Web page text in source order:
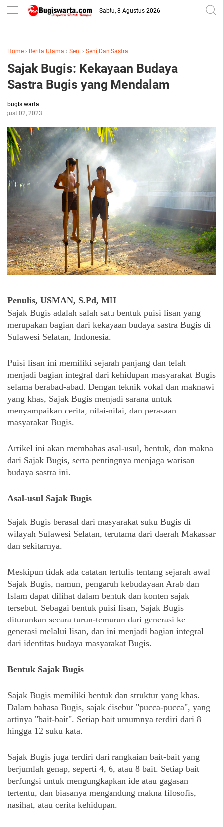
-->
Sabtu, 8 Agustus 2026
Home › Berita Utama › Seni › Seni Dan Sastra
Sajak Bugis: Kekayaan Budaya
Sastra Bugis yang Mendalam
bugis warta
02, 2023
Penulis, USMAN, S.Pd, MH
Sajak Bugis adalah salah satu bentuk puisi lisan yang
merupakan bagian dari kekayaan budaya sastra Bugis di
Sulawesi Selatan, Indonesia.
Puisi lisan ini memiliki sejarah panjang dan telah
menjadi bagian integral dari kehidupan masyarakat Bugis
selama berabad-abad. Dengan teknik vokal dan maknawi
yang khas, Sajak Bugis menjadi sarana untuk
menyampaikan cerita, nilai-nilai, dan perasaan
masyarakat Bugis.
Artikel ini akan membahas asal-usul, bentuk, dan makna
dari Sajak Bugis, serta pentingnya menjaga warisan
budaya sastra ini.
Asal-usul Sajak Bugis
Sajak Bugis berasal dari masyarakat suku Bugis di
wilayah Sulawesi Selatan, terutama dari daerah Makassar
dan sekitarnya.
Meskipun tidak ada catatan tertulis tentang sejarah awal
Sajak Bugis, namun, pengaruh kebudayaan Arab dan
Islam dapat dilihat dalam bentuk dan konten sajak
tersebut. Sebagai bentuk puisi lisan, Sajak Bugis
diturunkan secara turun-temurun dari generasi ke
generasi melalui lisan, dan ini menjadi bagian integral
dari identitas budaya masyarakat Bugis.
Bentuk Sajak Bugis
Sajak Bugis memiliki bentuk dan struktur yang khas.
Dalam bahasa Bugis, sajak disebut "pucca-pucca", yang
artinya "bait-bait". Setiap bait umumnya terdiri dari 8
hingga 12 suku kata.
Sajak Bugis juga terdiri dari rangkaian bait-bait yang
berjumlah genap, seperti 4, 6, atau 8 bait. Setiap bait
berfungsi untuk mengungkapkan ide atau gagasan
tertentu, dan biasanya mengandung makna filosofis,
nasihat, atau cerita kehidupan.